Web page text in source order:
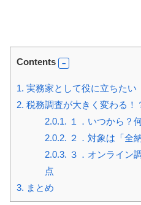
Contents
1. 実務家として役に立ちたい
2. 税務調査が大きく変わる！
2.0.1. １．いつから？
2.0.2. ２．対象は「全
2.0.3. ３．オンライン
点
3. まとめ